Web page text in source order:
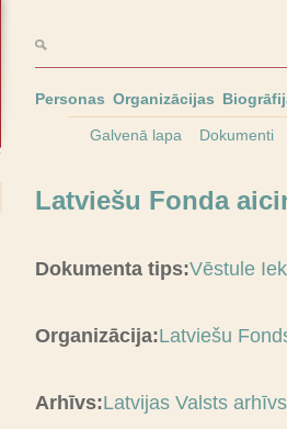
Personas Organizācijas
Galvenā lapa Dokumenti
Latviešu Fonda
Dokumenta tips:Vēstule
Organizācija:Latviešu
Arhīvs:Latvijas Valsts